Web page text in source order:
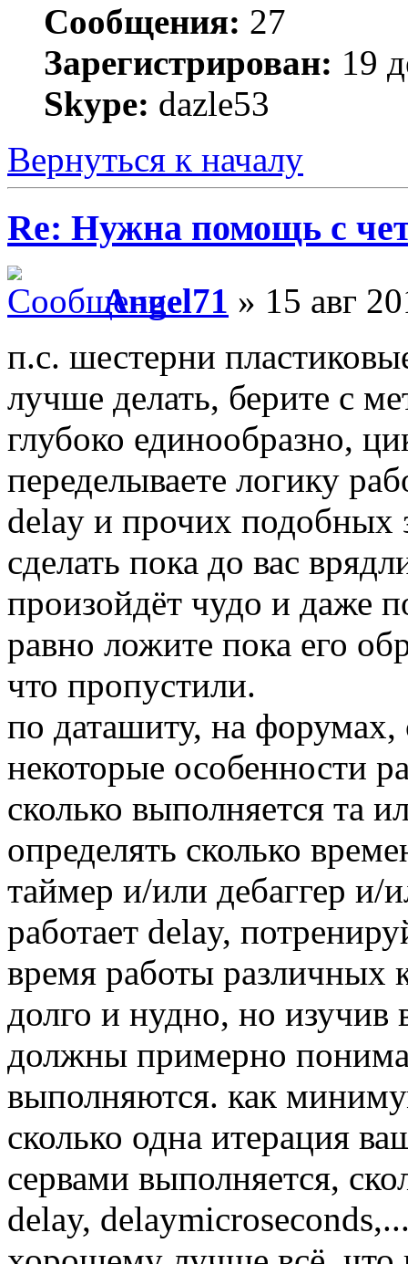
Сообщения: 27
Зарегистрирован: 19
Skype: dazle53
Вернуться к началу
Re: Нужна помощь с
Angel71 » 15 авг
п.с. шестерни
лучше делать, берите с
глубоко единообразно,
переделываете логику
delay и прочих подобных
сделать пока до вас
произойдёт чудо и даже
равно ложите пока его
что пропустили.
по даташиту, на форумах,
некоторые особенности
сколько выполняется та
определять сколько
таймер и/или дебаггер и/
работает delay,
время работы различных
долго и нудно, но изучив
должны примерно
выполняются. как
сколько одна итерация
сервами выполняется,
delay,